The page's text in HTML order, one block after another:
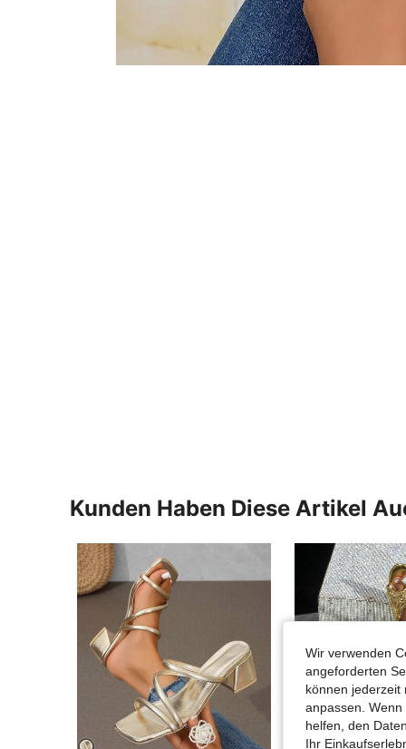
Kunden Haben Diese Artikel
Wir verwenden
angeforderten
können jederzeit
anpassen.
helfen, den
Ihr